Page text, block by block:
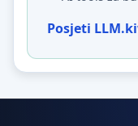
Posjeti